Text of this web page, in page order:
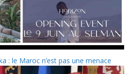
: le Maroc n’est pas une menace